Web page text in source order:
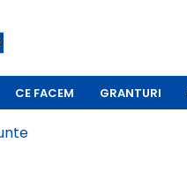
CE FACEM GRANTURI